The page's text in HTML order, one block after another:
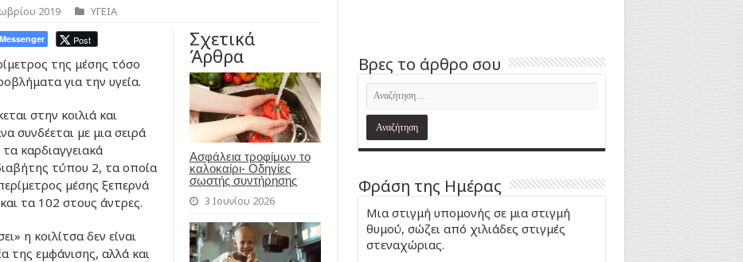
2019 ΥΓΕΙΑ
Σχετικά
Άρθρα
Ασφάλεια τροφίμων το
καλοκαίρι- Οδηγίες
σωστής συντήρησης
3 Ιουνίου 2026
Messenger Post
της μέσης τόσο
για την υγεία.
στην κοιλιά και
συνδέεται με μια σειρά
καρδιαγγειακά
τύπου 2, τα οποία
μέσης ξεπερνά
τα 102 στους άντρες.
η κοιλίτσα δεν είναι
της εμφάνισης, αλλά και
Βρες το άρθρο σου
Φράση της Ημέρας
Μια στιγμή υπομονής σε μια στιγμή
θυμού, σώζει από χιλιάδες στιγμές
στεναχώριας.